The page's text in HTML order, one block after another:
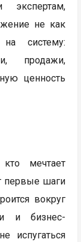
экспертам,
не как
систему:
продажи,
ценность
мечтает
первые шаги
вокруг
и бизнес-
испугаться